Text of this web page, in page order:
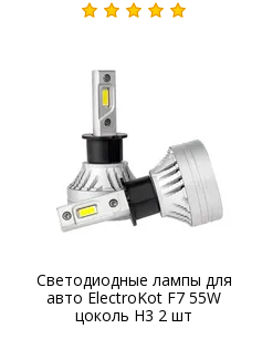
Светодиодные лампы для
авто ElectroKot F7 55W
цоколь H3 2 шт